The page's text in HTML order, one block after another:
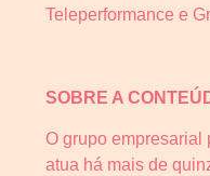
Teleperformance e
SOBRE A
O grupo empresarial
atua há mais de